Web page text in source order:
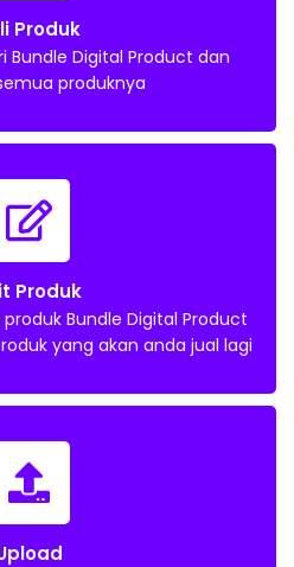
Produk
Bundle Digital Product dan
produknya
Produk
Bundle Digital Product
yang akan anda jual lagi